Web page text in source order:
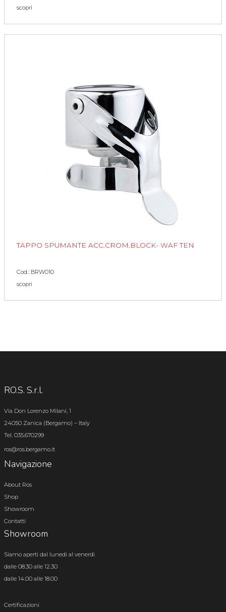
scopri
TAPPO SPUMANTE ACC.CROM.BLOCK- WAF TEN
Cod.: BRW010
scopri
RO.S. S.r.l.
Via Don Lorenzo Milani, 1
24050 Zanica (Bergamo) – Italy
Tel. 035.670299
ros@ros.bergamo.it
Navigazione
About Ros
Shop
Showroom
Contatti
Showroom
Siamo aperti dal lunedì al venerdì
dalle 08.30 alle 12.30
dalle 14.00 alle 18.00
Certificazioni